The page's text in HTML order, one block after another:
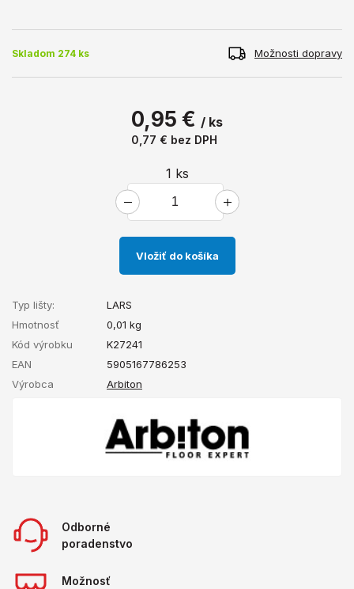
Skladom 274 ks Možnosti dopravy
0,95 € / ks
0,77 € bez DPH
1 ks
Vložiť do košíka
Typ lišty:
LARS
Hmotnosť
0,01 kg
Kód výrobku
K27241
EAN
5905167786253
Výrobca
Arbiton
Odborné
poradenstvo
Možnosť